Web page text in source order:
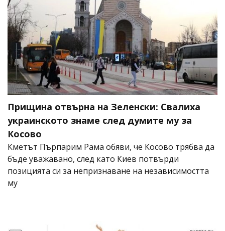
Прищина отвърна на Зеленски: Свалиха
украинското знаме след думите му за
Косово
Кметът Пърпарим Рама обяви, че Косово трябва да
бъде уважавано, след като Киев потвърди
позицията си за непризнаване на независимостта
му